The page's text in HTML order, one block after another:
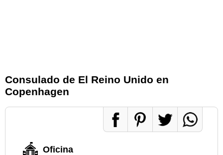
Consulado de El Reino Unido en
Copenhagen
Oficina